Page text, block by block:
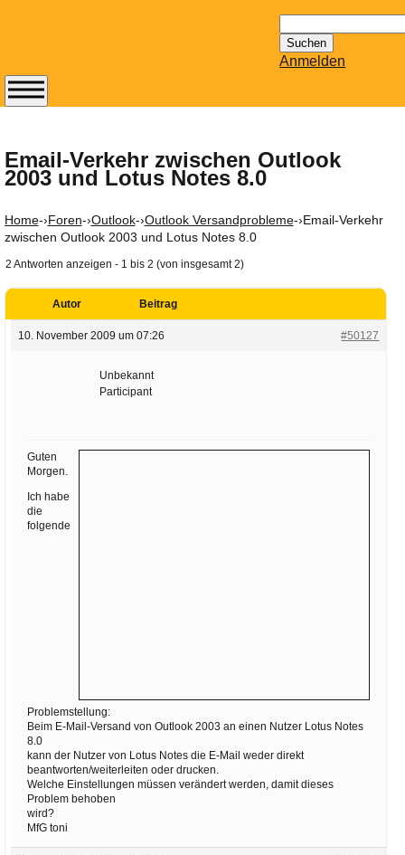
nach:
Anmelden
Email-Verkehr zwischen Outlook
2003 und Lotus Notes 8.0
Home-›Foren-›Outlook-›Outlook Versandprobleme-›Email-Verkehr
zwischen Outlook 2003 und Lotus Notes 8.0
2 Antworten anzeigen - 1 bis 2 (von insgesamt 2)
Autor Beitrag
10. November 2009 um 07:26 #50127
Unbekannt
Participant
Guten
Morgen.
Ich habe
die
folgende
Problemstellung:
Beim E-Mail-Versand von Outlook 2003 an einen Nutzer Lotus Notes
8.0
kann der Nutzer von Lotus Notes die E-Mail weder direkt
beantworten/weiterleiten oder drucken.
Welche Einstellungen müssen verändert werden, damit dieses
Problem behoben
wird?
MfG toni
Abonnieren Sie den
erscheinenden
Newsletter von
kostenlos.
Der ständig aktuelle
Tipps zu Thema
bereithält!
Wie z.B. Outlook,
GMail, Thunderbird
KuNoMail, usw.
E-Mail
E-Mail bestätigen